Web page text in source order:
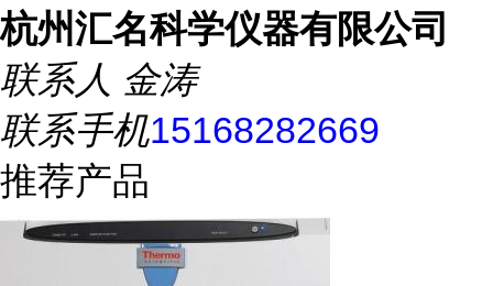
杭州汇名科学仪器有限公司
联系人 金涛
联系手机15168282669
推荐产品